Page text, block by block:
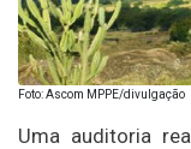
Foto: Ascom MPPE/divulgação
Uma auditoria